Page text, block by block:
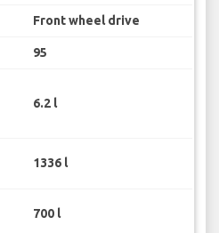
Front wheel drive
95
6.2 l
1336 l
700 l